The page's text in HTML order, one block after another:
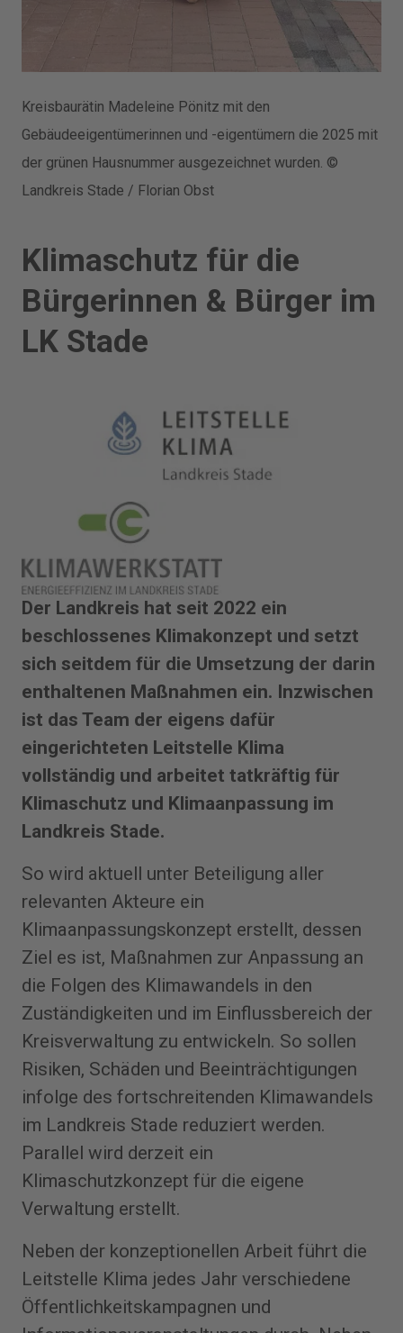
Kreisbaurätin Madeleine Pönitz mit den
Gebäudeeigentümerinnen und -eigentümern die 2025 mit
der grünen Hausnummer ausgezeichnet wurden. ©
Landkreis Stade / Florian Obst
Klimaschutz für die
Bürgerinnen & Bürger im
LK Stade
Der Landkreis hat seit 2022 ein
beschlossenes Klimakonzept und setzt
sich seitdem für die Umsetzung der darin
enthaltenen Maßnahmen ein. Inzwischen
ist das Team der eigens dafür
eingerichteten Leitstelle Klima
vollständig und arbeitet tatkräftig für
Klimaschutz und Klimaanpassung im
Landkreis Stade.
So wird aktuell unter Beteiligung aller
relevanten Akteure ein
Klimaanpassungskonzept erstellt, dessen
Ziel es ist, Maßnahmen zur Anpassung an
die Folgen des Klimawandels in den
Zuständigkeiten und im Einflussbereich der
Kreisverwaltung zu entwickeln. So sollen
Risiken, Schäden und Beeinträchtigungen
infolge des fortschreitenden Klimawandels
im Landkreis Stade reduziert werden.
Parallel wird derzeit ein
Klimaschutzkonzept für die eigene
Verwaltung erstellt.
Neben der konzeptionellen Arbeit führt die
Leitstelle Klima jedes Jahr verschiedene
Öffentlichkeitskampagnen und